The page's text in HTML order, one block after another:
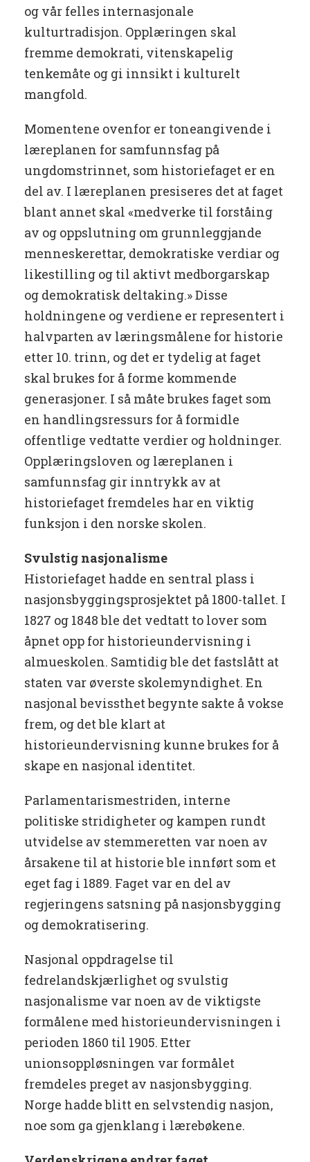
og vår felles internasjonale
kulturtradisjon. Opplæringen skal
fremme demokrati, vitenskapelig
tenkemåte og gi innsikt i kulturelt
mangfold.
Momentene ovenfor er toneangivende i
læreplanen for samfunnsfag på
ungdomstrinnet, som historiefaget er en
del av. I læreplanen presiseres det at faget
blant annet skal «medverke til forståing
av og oppslutning om grunnleggjande
menneskerettar, demokratiske verdiar og
likestilling og til aktivt medborgarskap
og demokratisk deltaking.» Disse
holdningene og verdiene er representert i
halvparten av læringsmålene for historie
etter 10. trinn, og det er tydelig at faget
skal brukes for å forme kommende
generasjoner. I så måte brukes faget som
en handlingsressurs for å formidle
offentlige vedtatte verdier og holdninger.
Opplæringsloven og læreplanen i
samfunnsfag gir inntrykk av at
historiefaget fremdeles har en viktig
funksjon i den norske skolen.
Svulstig nasjonalisme
Historiefaget hadde en sentral plass i
nasjonsbyggingsprosjektet på 1800-tallet. I
1827 og 1848 ble det vedtatt to lover som
åpnet opp for historieundervisning i
almueskolen. Samtidig ble det fastslått at
staten var øverste skolemyndighet. En
nasjonal bevissthet begynte sakte å vokse
frem, og det ble klart at
historieundervisning kunne brukes for å
skape en nasjonal identitet.
Parlamentarismestriden, interne
politiske stridigheter og kampen rundt
utvidelse av stemmeretten var noen av
årsakene til at historie ble innført som et
eget fag i 1889. Faget var en del av
regjeringens satsning på nasjonsbygging
og demokratisering.
Nasjonal oppdragelse til
fedrelandskjærlighet og svulstig
nasjonalisme var noen av de viktigste
formålene med historieundervisningen i
perioden 1860 til 1905. Etter
unionsoppløsningen var formålet
fremdeles preget av nasjonsbygging.
Norge hadde blitt en selvstendig nasjon,
noe som ga gjenklang i lærebøkene.